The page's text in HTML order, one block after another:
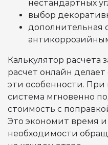
нестандартных
выбор
дополнительная
Калькулятор расчета
расчет онлайн
эти особенности.
система мгновенно
стоимость с
Это экономит время и
необходимости